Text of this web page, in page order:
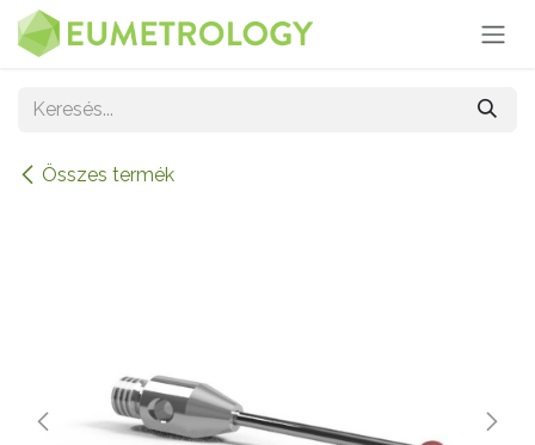
Kihagyás és továbblépés a tartalomhoz
Összes termék